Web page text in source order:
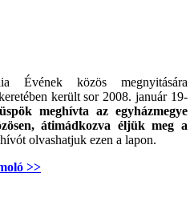
Évének közös megnyitására
került sor 2008. január 19-
meghívta az egyházmegye
átimádkozva éljük meg a
olvashatjuk ezen a lapon.
>>